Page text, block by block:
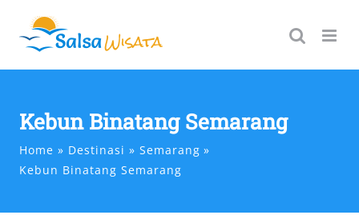
content
Kebun Binatang Semarang
Home Destinasi
Semarang
Kebun Binatang Semarang